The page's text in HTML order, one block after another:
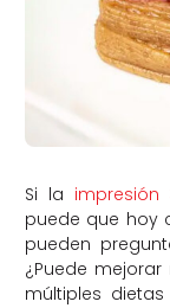
Si la
puede que hoy
pueden
¿Puede
múltiples